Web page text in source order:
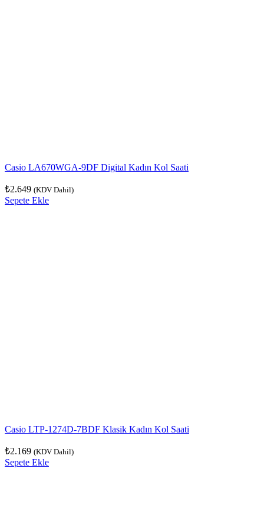
Casio LA670WGA-9DF Digital Kadın Kol Saati
₺2.649 (KDV Dahil)
Sepete Ekle
Casio LTP-1274D-7BDF Klasik Kadın Kol Saati
₺2.169 (KDV Dahil)
Sepete Ekle